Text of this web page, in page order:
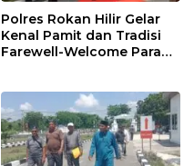
Polres Rokan Hilir Gelar
Kenal Pamit dan Tradisi
Farewell-Welcome Parade